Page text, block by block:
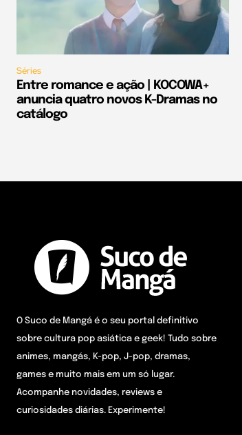
Séries
Entre romance e ação | KOCOWA+
anuncia quatro novos K-Dramas no
catálogo
O Suco de Mangá é o seu portal definitivo
sobre cultura pop asiática e geek! Tudo sobre
animes, mangás, K-pop, J-pop, dramas,
games e muito mais em um só lugar.
Acompanhe novidades, reviews e
curiosidades diárias. Experimente!